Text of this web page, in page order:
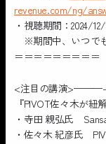
revenue.com/ng/
・視聴期間：2024/
※期間中、いつで
＝＝＝＝＝＝＝＝＝
<注目の講演>———-
『PIVOT佐々木が紐
・寺田 親弘氏
・佐々木 紀彦氏